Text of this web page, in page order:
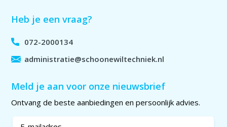
Heb je een vraag?
072-2000134
administratie@schoonewiltechniek.nl
Meld je aan voor onze nieuwsbrief
Ontvang de beste aanbiedingen en persoonlijk advies.